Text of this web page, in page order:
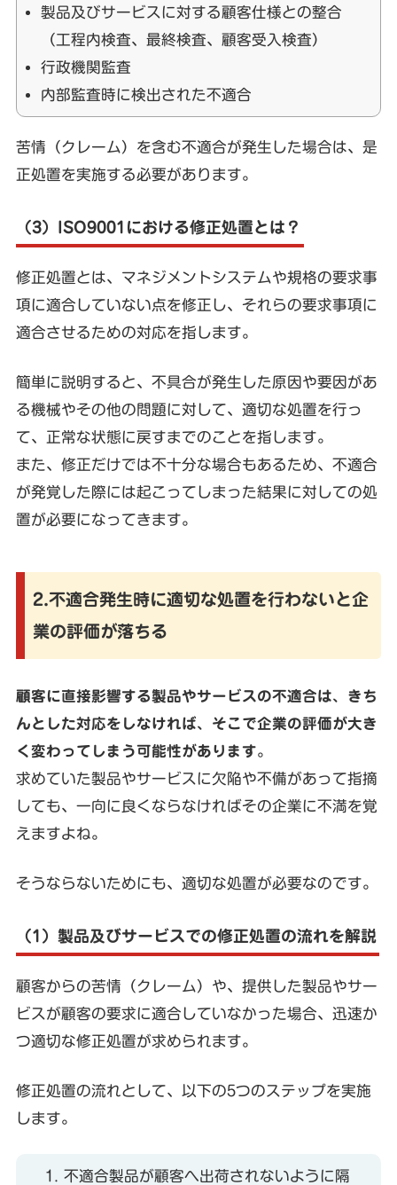
製品及びサービスに対する顧客仕様との整合
（工程内検査、最終検査、顧客受入検査）
行政機関監査
内部監査時に検出された不適合
苦情（クレーム）を含む不適合が発生した場合は、是
正処置を実施する必要があります。
（3）ISO9001における修正処置とは？
修正処置とは、マネジメントシステムや規格の要求事
項に適合していない点を修正し、それらの要求事項に
適合させるための対応を指します。
簡単に説明すると、不具合が発生した原因や要因があ
る機械やその他の問題に対して、適切な処置を行っ
て、正常な状態に戻すまでのことを指します。
また、修正だけでは不十分な場合もあるため、不適合
が発覚した際には起こってしまった結果に対しての処
置が必要になってきます。
2.不適合発生時に適切な処置を行わないと企
業の評価が落ちる
顧客に直接影響する製品やサービスの不適合は、きち
んとした対応をしなければ、そこで企業の評価が大き
く変わってしまう可能性があります。
求めていた製品やサービスに欠陥や不備があって指摘
しても、一向に良くならなければその企業に不満を覚
えますよね。
そうならないためにも、適切な処置が必要なのです。
（1）製品及びサービスでの修正処置の流れを解説
顧客からの苦情（クレーム）や、提供した製品やサー
ビスが顧客の要求に適合していなかった場合、迅速か
つ適切な修正処置が求められます。
修正処置の流れとして、以下の5つのステップを実施
します。
不適合製品が顧客へ出荷されないように隔